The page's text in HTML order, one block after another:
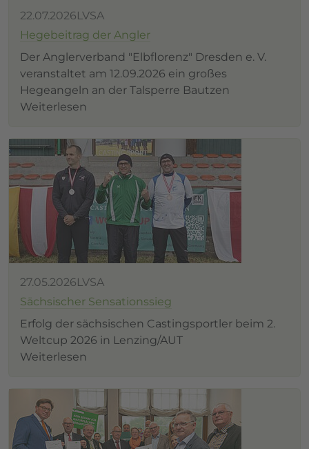
22.07.2026LVSA
Hegebeitrag der Angler
Der Anglerverband "Elbflorenz" Dresden e. V.
veranstaltet am 12.09.2026 ein großes
Hegeangeln an der Talsperre Bautzen
Weiterlesen
27.05.2026LVSA
Sächsischer Sensationssieg
Erfolg der sächsischen Castingsportler beim 2.
Weltcup 2026 in Lenzing/AUT
Weiterlesen